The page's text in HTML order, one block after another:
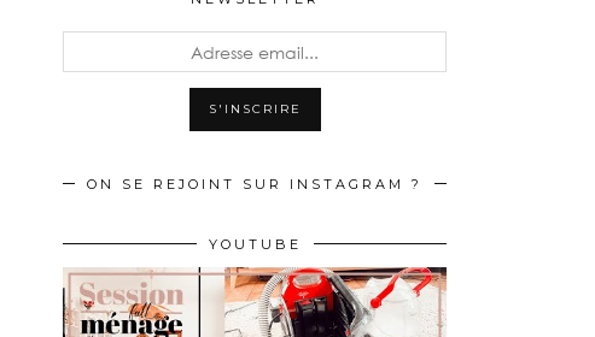
ON SE REJOINT SUR INSTAGRAM ?
YOUTUBE